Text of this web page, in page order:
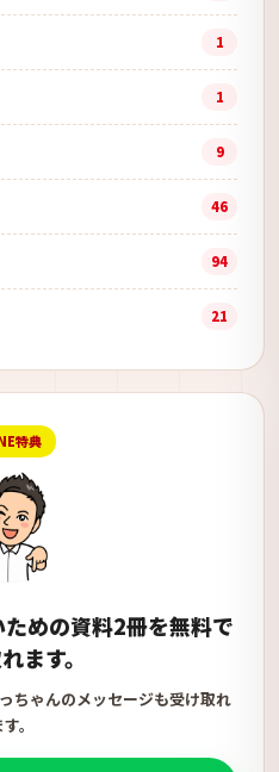
1
1
9
46
94
21
特典
めの資料2冊を無料で
ます。
ちゃんのメッセージも受け取れ
。